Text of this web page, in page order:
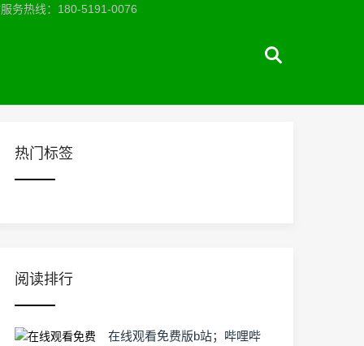
务热线：180-5191-0076
热门标签
阅读排行
在线观看免费版b站；哔哩哔